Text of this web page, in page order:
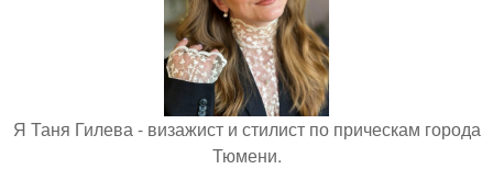
Я Таня Гилева - визажист и стилист по прическам города
Тюмени.